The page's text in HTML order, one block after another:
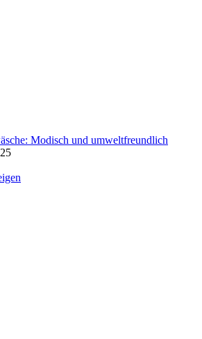
Modisch und umweltfreundlich